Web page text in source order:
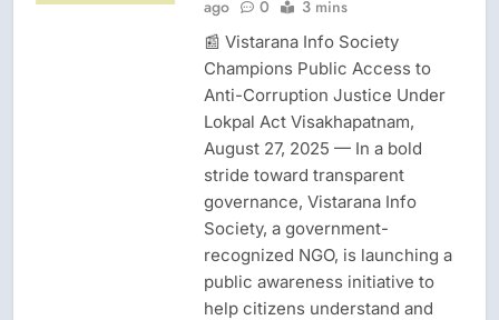
ago 0 3 mins
📰 Vistarana Info Society
Champions Public Access to
Anti-Corruption Justice Under
Lokpal Act Visakhapatnam,
August 27, 2025 — In a bold
stride toward transparent
governance, Vistarana Info
Society, a government-
recognized NGO, is launching a
public awareness initiative to
help citizens understand and